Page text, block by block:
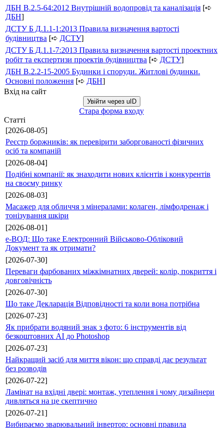
ДБН В.2.5-64:2012 Внутрішній водопровід та каналізація [➪
ДБН]
ДСТУ Б Д.1.1-1:2013 Правила визначення вартості
будівництва [➪ ДСТУ]
ДСТУ Б Д.1.1-7:2013 Правила визначення вартості проектних
робіт та експертизи проектів будівництва [➪ ДСТУ]
ДБН В.2.2-15-2005 Будинки і споруди. Житлові будинки.
Основні положення [➪ ДБН]
Вхід на сайт
Увійти через uID
Стара форма входу
Статті
[2026-08-05]
Реєстр боржників: як перевірити заборгованості фізичних
осіб та компаній
[2026-08-04]
Подібні компанії: як знаходити нових клієнтів і конкурентів
на своєму ринку
[2026-08-03]
Масажер для обличчя з мінералами: колаген, лімфодренаж і
тонізування шкіри
[2026-08-01]
е-ВОД: Що таке Електронний Військово-Обліковий
Документ та як отримати?
[2026-07-30]
Переваги фарбованих міжкімнатних дверей: колір, покриття і
довговічність
[2026-07-30]
Що таке Декларація Відповідності та коли вона потрібна
[2026-07-23]
Як прибрати водяний знак з фото: 6 інструментів від
безкоштовних AI до Photoshop
[2026-07-23]
Найкращий засіб для миття вікон: що справді дає результат
без розводів
[2026-07-22]
Ламінат на вхідні двері: монтаж, утеплення і чому дизайнери
дивляться на це скептично
[2026-07-21]
Вибираємо зварювальний інвертор: основні правила